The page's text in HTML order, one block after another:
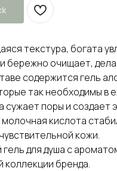
текстура, богата
бережно очищает,
содержится гель
так необходимы в
сужает поры и
кислота
кожи.
для душа с
бренда.